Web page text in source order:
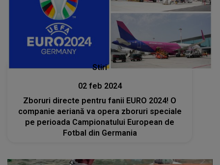
Stiri
02 feb 2024
Zboruri directe pentru fanii EURO 2024! O
companie aeriană va opera zboruri speciale
pe perioada Campionatului European de
Fotbal din Germania